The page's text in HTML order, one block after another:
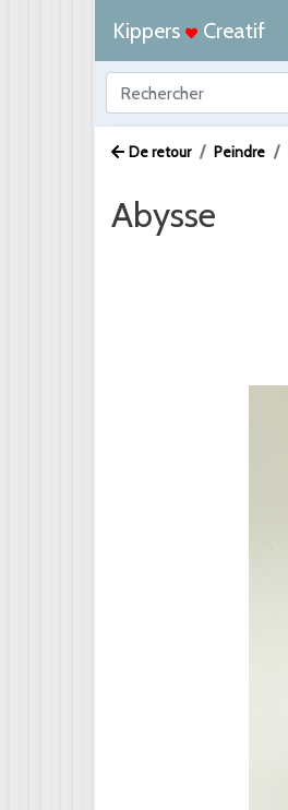
Kippers Creatif
De retour Peindre
Abysse